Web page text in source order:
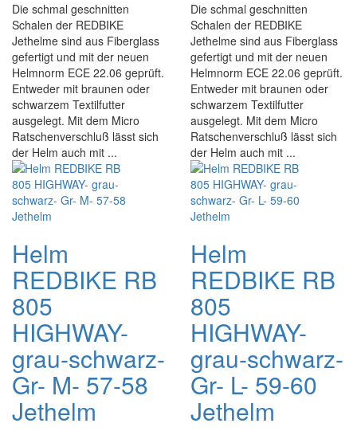
Die schmal geschnitten
Schalen der REDBIKE
Jethelme sind aus Fiberglass
gefertigt und mit der neuen
Helmnorm ECE 22.06 geprüft.
Entweder mit braunen oder
schwarzem Textilfutter
ausgelegt. Mit dem Micro
Ratschenverschluß lässt sich
der Helm auch mit ...
Die schmal geschnitten
Schalen der REDBIKE
Jethelme sind aus Fiberglass
gefertigt und mit der neuen
Helmnorm ECE 22.06 geprüft.
Entweder mit braunen oder
schwarzem Textilfutter
ausgelegt. Mit dem Micro
Ratschenverschluß lässt sich
der Helm auch mit ...
Helm
REDBIKE RB
805
HIGHWAY-
grau-schwarz-
Gr- M- 57-58
Jethelm
Helm
REDBIKE RB
805
HIGHWAY-
grau-schwarz-
Gr- L- 59-60
Jethelm